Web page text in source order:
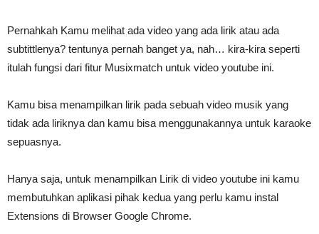
Pernahkah Kamu melihat ada video yang ada lirik atau ada
subtittlenya? tentunya pernah banget ya, nah… kira-kira seperti
itulah fungsi dari fitur Musixmatch untuk video youtube ini.
Kamu bisa menampilkan lirik pada sebuah video musik yang
tidak ada liriknya dan kamu bisa menggunakannya untuk karaoke
sepuasnya.
Hanya saja, untuk menampilkan Lirik di video youtube ini kamu
membutuhkan aplikasi pihak kedua yang perlu kamu instal
Extensions di Browser Google Chrome.